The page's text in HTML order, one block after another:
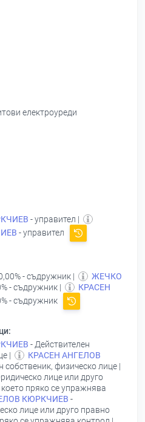
електроуреди
- управител |
- управител
- съдружник |
ЖЕЧКО
- съдружник |
КРАСЕН
- съдружник
- Действителен
|
КРАСЕН АНГЕЛОВ
собственик, физическо лице |
лице или друго
пряко се упражнява
КЮРКЧИЕВ -
лице или друго правно